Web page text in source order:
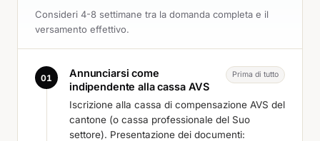
Consideri 4-8 settimane tra la domanda completa e il
versamento effettivo.
01
Annunciarsi come
indipendente alla cassa AVS
Prima di tutto
Iscrizione alla cassa di compensazione AVS del
cantone (o cassa professionale del Suo
settore). Presentazione dei documenti: